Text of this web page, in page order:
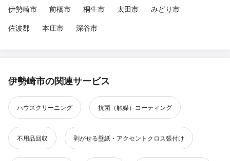
伊勢崎市
前橋市 桐生市 太田市
みどり市
佐波郡
本庄市 深谷市
伊勢崎市の関連サービス
ハウスクリーニング 抗菌（触媒）コーティング
不用品回収 剥がせる壁紙・アクセントクロス張付け